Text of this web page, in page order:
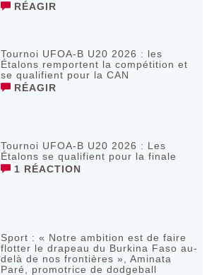
RÉAGIR
Tournoi UFOA-B U20 2026 : les
Étalons remportent la compétition et
se qualifient pour la CAN
RÉAGIR
Tournoi UFOA-B U20 2026 : Les
Étalons se qualifient pour la finale
1 RÉACTION
Sport : « Notre ambition est de faire
flotter le drapeau du Burkina Faso au-
delà de nos frontières », Aminata
Paré, promotrice de dodgeball